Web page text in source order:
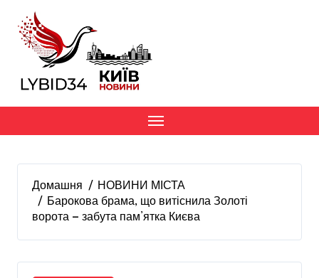
вмісту
Домашня
НОВИНИ МІСТА
Барокова брама, що витіснила Золоті
ворота — забута пам’ятка Києва